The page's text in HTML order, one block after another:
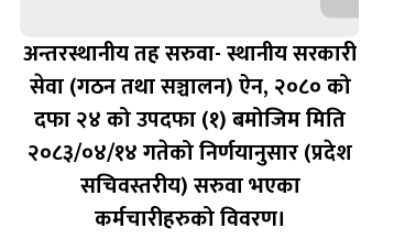
अन्तरस्थानीय तह सरुवा- स्थानीय सरकारी
सेवा (गठन तथा सञ्चालन) ऐन, २०८० को
दफा २४ को उपदफा (१) बमोजिम मिति
२०८३/०४/१४ गतेको निर्णयानुसार (प्रदेश
सचिवस्तरीय) सरुवा भएका
कर्मचारीहरुको विवरण।